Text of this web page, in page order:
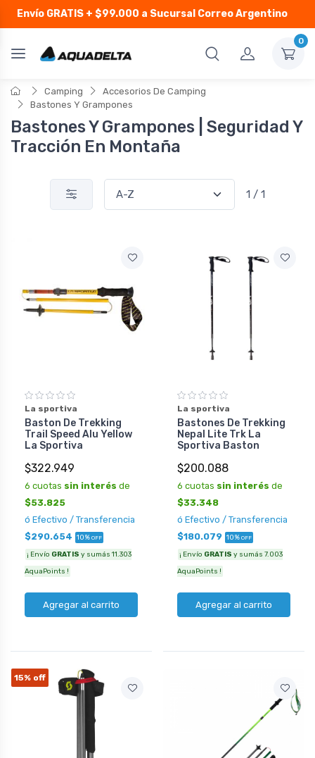
Envío GRATIS+ $99.000 a Sucursal Correo Argentino
0
Camping
Accesorios De Camping
Bastones Y Grampones
Bastones Y Grampones | Seguridad Y
Tracción En Montaña
1 / 1
La sportiva
Baston De Trekking
Trail Speed Alu Yellow
La Sportiva
$322.949
6 cuotas sin interés de
$53.825
ó Efectivo / Transferencia
$290.654 10% OFF
¡ Envío GRATIS y sumás 11.303
AquaPoints !
Agregar al carrito
La sportiva
Bastones De Trekking
Nepal Lite Trk La
Sportiva Baston
$200.088
6 cuotas sin interés de
$33.348
ó Efectivo / Transferencia
$180.079 10% OFF
¡ Envío GRATIS y sumás 7.003
AquaPoints !
Agregar al carrito
15% off